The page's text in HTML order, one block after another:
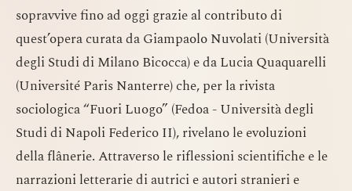
sopravvive fino ad oggi grazie al contributo di
quest’opera curata da Giampaolo Nuvolati (Università
degli Studi di Milano Bicocca) e da Lucia Quaquarelli
(Université Paris Nanterre) che, per la rivista
sociologica “Fuori Luogo” (Fedoa - Università degli
Studi di Napoli Federico II), rivelano le evoluzioni
della flânerie. Attraverso le riflessioni scientifiche e le
narrazioni letterarie di autrici e autori stranieri e